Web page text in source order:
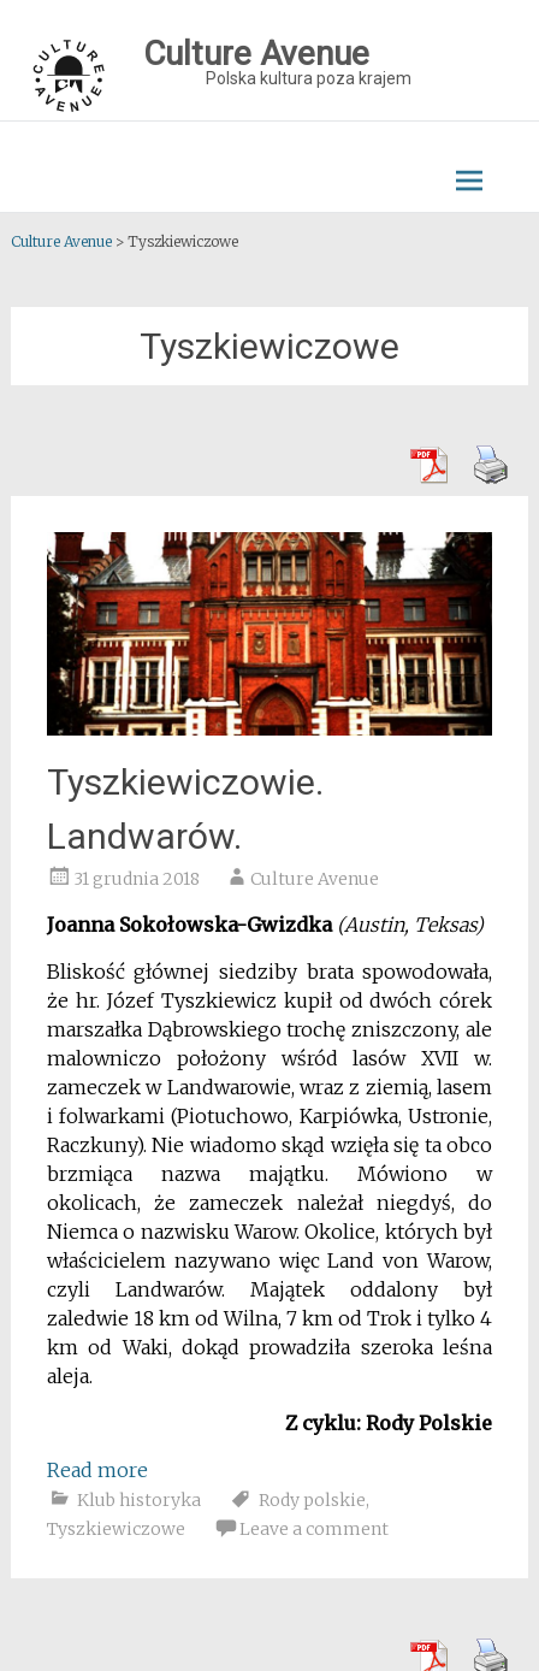
content
Culture Avenue
Polska kultura poza krajem
Culture Avenue> Tyszkiewiczowe
Tyszkiewiczowe
Tyszkiewiczowie.
Landwarów.
31 grudnia 2018 Culture Avenue
Joanna Sokołowska-Gwizdka (Austin, Teksas)
Bliskość głównej siedziby brata spowodowała,
że hr. Józef Tyszkiewicz kupił od dwóch córek
marszałka Dąbrowskiego trochę zniszczony, ale
malowniczo położony wśród lasów XVII w.
zameczek w Landwarowie, wraz z ziemią, lasem
i folwarkami (Piotuchowo, Karpiówka, Ustronie,
Raczkuny). Nie wiadomo skąd wzięła się ta obco
brzmiąca nazwa majątku. Mówiono w
okolicach, że zameczek należał niegdyś, do
Niemca o nazwisku Warow. Okolice, których był
właścicielem nazywano więc Land von Warow,
czyli Landwarów. Majątek oddalony był
zaledwie 18 km od Wilna, 7 km od Trok i tylko 4
km od Waki, dokąd prowadziła szeroka leśna
aleja.
Z cyklu: Rody Polskie
Read more
Klub historyka Rody polskie,
Tyszkiewiczowe
Leave a comment